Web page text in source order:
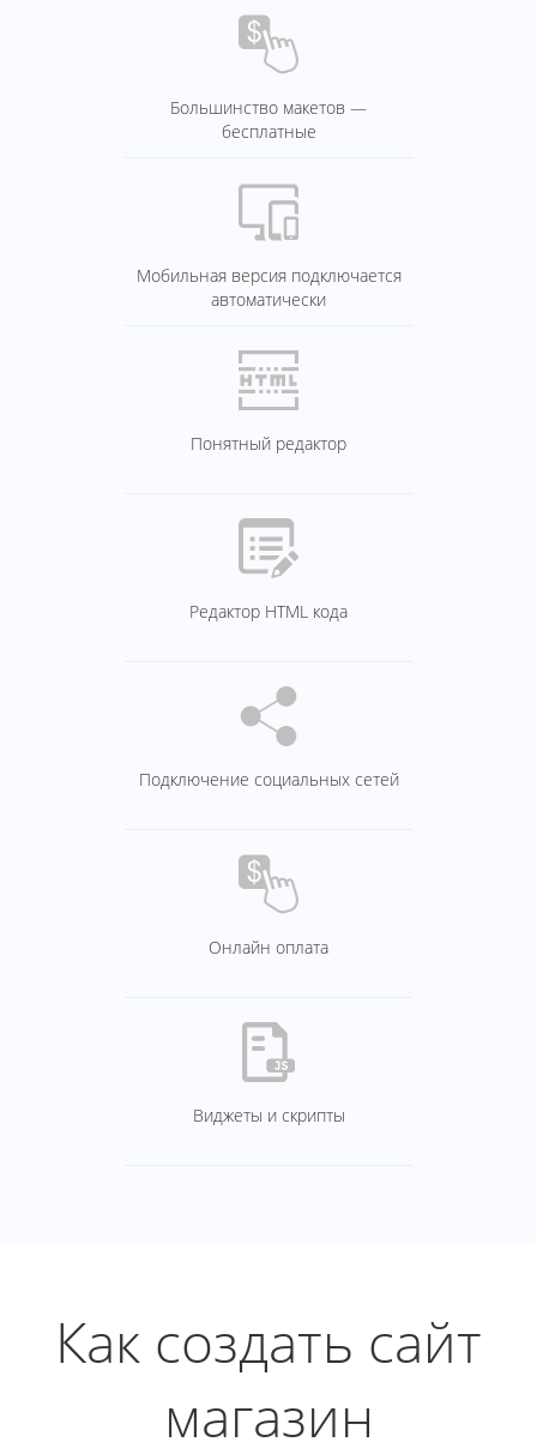
Большинство макетов —
бесплатные
Мобильная версия подключается
автоматически
Понятный редактор
Редактор HTML кода
Подключение социальных сетей
Онлайн оплата
Виджеты и скрипты
Как создать сайт
магазин